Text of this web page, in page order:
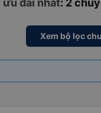
ưu đãi nhất: 2
Xem bộ lọc